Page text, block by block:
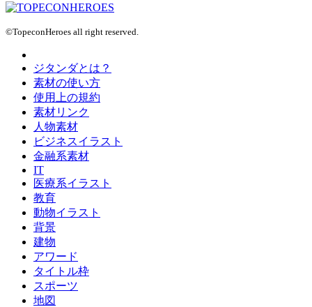
©TopeconHeroes all right reserved.
ジタンダとは？
素材の使い方
使用上の規約
素材リンク
人物素材
ビジネスイラスト
金融系素材
IT
医療系イラスト
教育
動物イラスト
背景
建物
アワード
タイトル枠
スポーツ
地図